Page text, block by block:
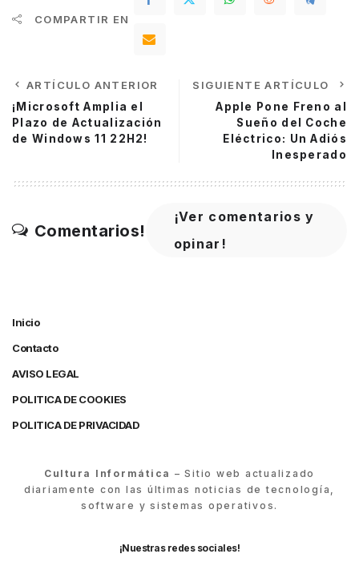
COMPARTIR EN
ARTÍCULO ANTERIOR
¡Microsoft Amplia el
Plazo de Actualización
de Windows 11 22H2!
SIGUIENTE ARTÍCULO
Apple Pone Freno al
Sueño del Coche
Eléctrico: Un Adiós
Inesperado
Comentarios!
¡Ver comentarios y
opinar!
Inicio
Contacto
AVISO LEGAL
POLITICA DE COOKIES
POLITICA DE PRIVACIDAD
Cultura Informática – Sitio web actualizado
diariamente con las últimas noticias de tecnología,
software y sistemas operativos.
¡Nuestras redes sociales!